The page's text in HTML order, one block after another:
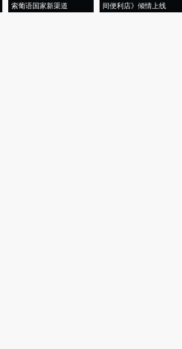
索葡语国家新渠道
间便利店》倾情上线